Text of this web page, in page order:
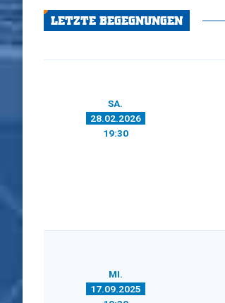
LETZTE BEGEGNUNGEN
SA.
28.02.2026
19:30
MI.
17.09.2025